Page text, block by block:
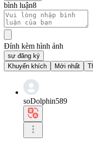
bình luận8
Đính kèm hình ảnh
sự đăng ký
Khuyến khích
Mới nhất
soDolphin589